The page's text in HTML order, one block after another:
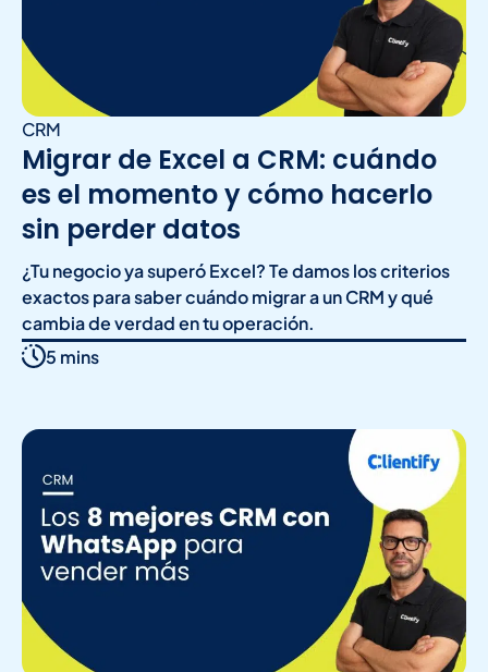
CRM
Migrar de Excel a CRM: cuándo
es el momento y cómo hacerlo
sin perder datos
¿Tu negocio ya superó Excel? Te damos los criterios
exactos para saber cuándo migrar a un CRM y qué
cambia de verdad en tu operación.
5 mins